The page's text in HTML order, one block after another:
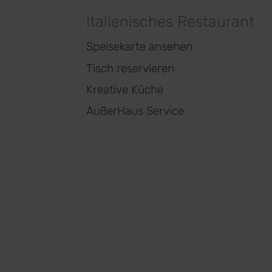
Italienisches Restaurant
Speisekarte ansehen
Tisch reservieren
Kreative Küche
AußerHaus Service